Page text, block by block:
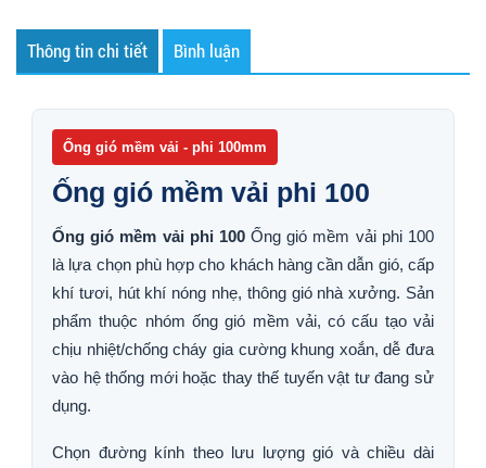
Thông tin chi tiết Bình luận
Ống gió mềm vải - phi 100mm
Ống gió mềm vải phi 100
Ống gió mềm vải phi 100Ống gió mềm vải phi 100
là lựa chọn phù hợp cho khách hàng cần dẫn gió, cấp
khí tươi, hút khí nóng nhẹ, thông gió nhà xưởng. Sản
phẩm thuộc nhóm ống gió mềm vải, có cấu tạo vải
chịu nhiệt/chống cháy gia cường khung xoắn, dễ đưa
vào hệ thống mới hoặc thay thế tuyến vật tư đang sử
dụng.
Chọn đường kính theo lưu lượng gió và chiều dài